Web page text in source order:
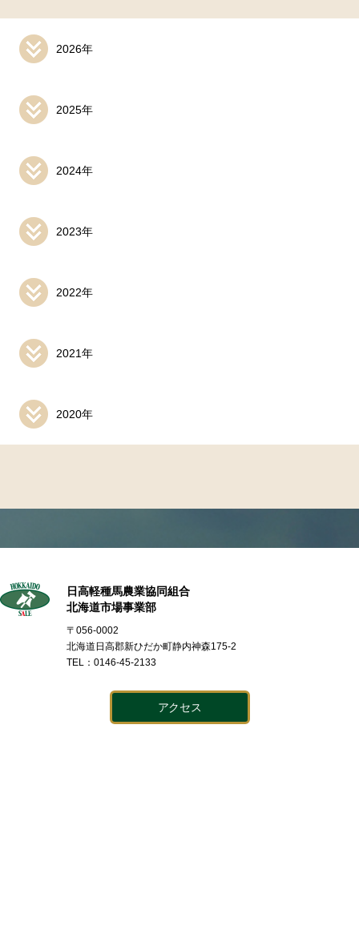
2026年
2025年
2024年
2023年
2022年
2021年
2020年
日高軽種馬農業協同組合
北海道市場事業部
〒056-0002
北海道日高郡新ひだか町静内神森175-2
TEL：0146-45-2133
アクセス